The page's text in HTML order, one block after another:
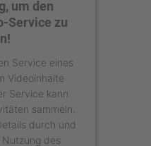
um den
Service zu
Service eines
Videoinhalte
Service kann
sammeln.
durch und
des